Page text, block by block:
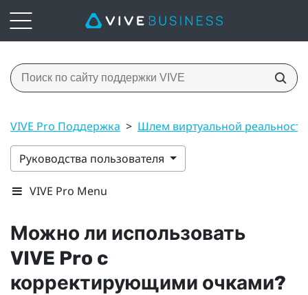
VIVE Pro Поддержка > Шлем виртуальной
Руководства пользователя
VIVE Pro Menu
Можно ли использовать
VIVE Pro c
корректирующими очками?